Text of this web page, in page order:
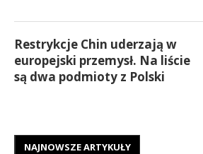
Restrykcje Chin uderzają w
europejski przemysł. Na liście
są dwa podmioty z Polski
NAJNOWSZE ARTYKUŁY